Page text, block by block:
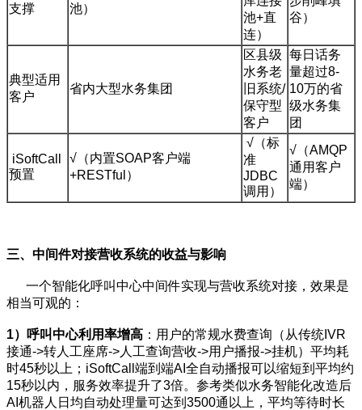
支撑 池）
池+直
连）
谷）
典型适用
客户
省内大型水务集团
区县级
水务老
旧系统/
保守型
客户
每日话务
量超过8-
10万的省
级水务集
团
iSoftCall
预置
√（内置SOAP客户端
+RESTful）
√（标
准
JDBC
调用）
√（AMQP
通用客户
端）
三、中间件对接营收系统的收益与影响
一个智能化呼叫中心中间件实现与营收系统对接，效果是
相当可观的：
1） 呼叫中心利用率增高 ：用户的常规水费查询（从传统IVR
接通->转人工座席->人工查询营收->用户播报->挂机）平均耗
时45秒以上；iSoftCall端到端AI全自动播报可以缩短到平均约
15秒以内，服务效率提升了3倍。参考类似水务智能化改造后
AI机器人日均自动处理量可达到3500通以上，平均等待时长